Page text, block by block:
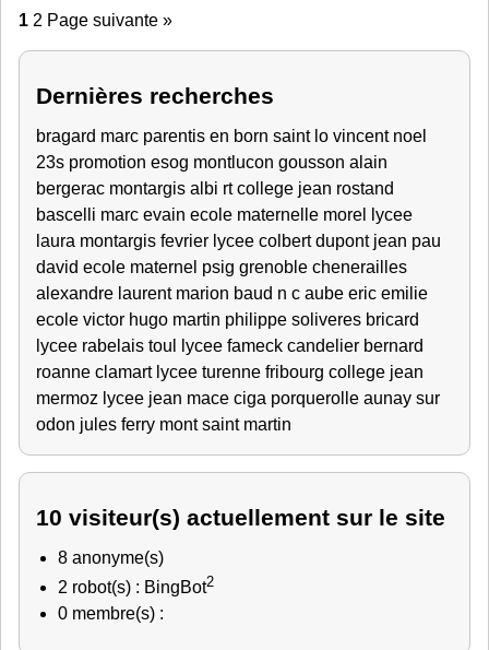
1 2 Page suivante »
Dernières recherches
bragard marc parentis en born saint lo vincent noel
23s promotion esog montlucon gousson alain
bergerac montargis albi rt college jean rostand
bascelli marc evain ecole maternelle morel lycee
laura montargis fevrier lycee colbert dupont jean pau
david ecole maternel psig grenoble chenerailles
alexandre laurent marion baud n c aube eric emilie
ecole victor hugo martin philippe soliveres bricard
lycee rabelais toul lycee fameck candelier bernard
roanne clamart lycee turenne fribourg college jean
mermoz lycee jean mace ciga porquerolle aunay sur
odon jules ferry mont saint martin
10 visiteur(s) actuellement sur le site
8 anonyme(s)
2 robot(s) : BingBot2
0 membre(s) :